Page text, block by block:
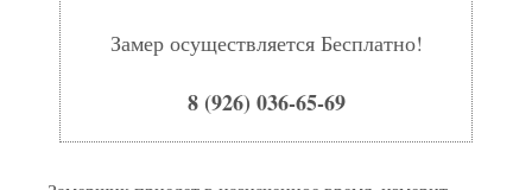
Замер осуществляется Бесплатно!
8 (926) 036-65-69